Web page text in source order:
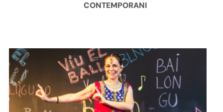
CONTEMPORANI